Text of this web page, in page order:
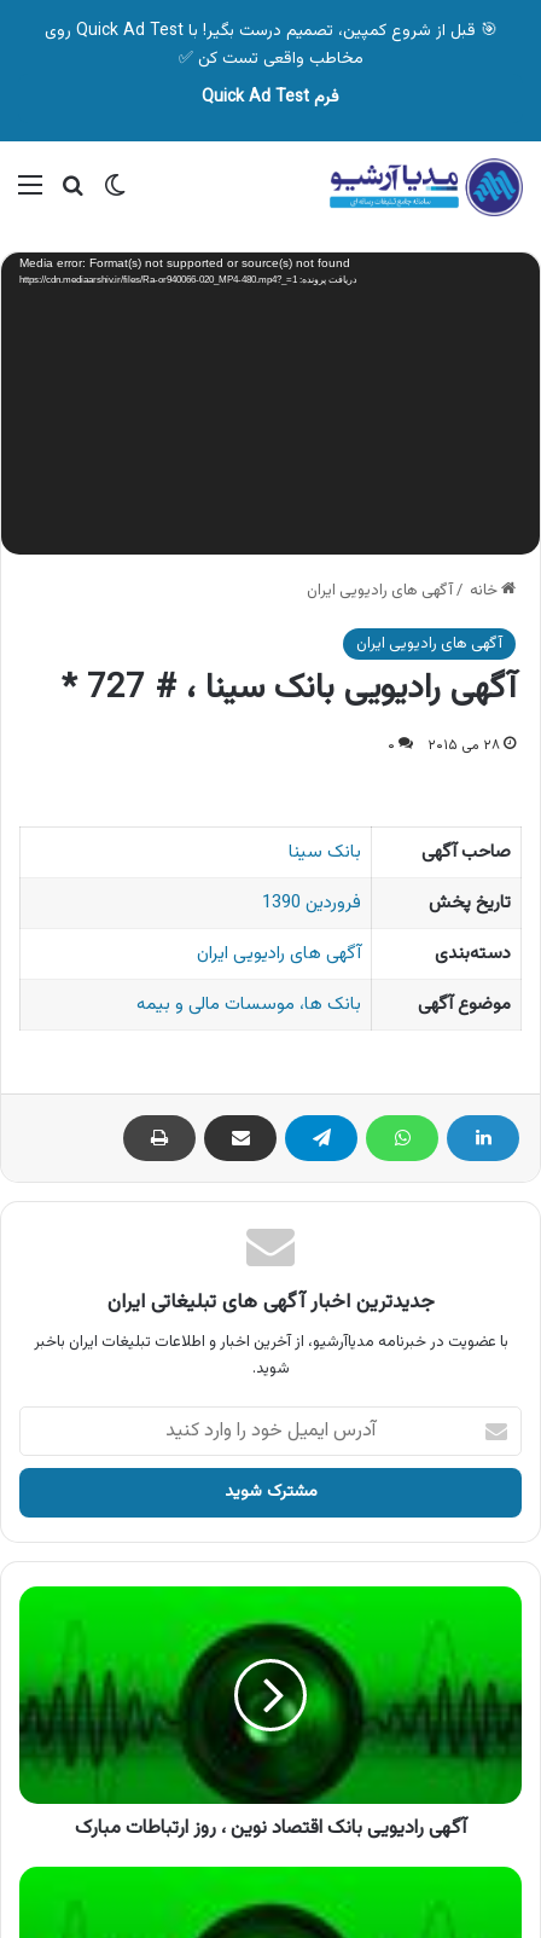
🎯 قبل از شروع کمپین، تصمیم درست بگیر! با Quick Ad Test روی
مخاطب واقعی تست کن ✅
فرم Quick Ad Test
تغییر پوسته
نمایشگر
ویدیو Media error: Format(s) not supported or source(s) not found
دریافت پرونده: https://cdn.mediaarshiv.ir/files/Ra-or940066-020_MP4-480.mp4?_=1
خانه /آگهی های رادیویی ایران
آگهی های رادیویی ایران
آگهی رادیویی بانک سینا ، # 727 *
۲۸ می ۲۰۱۵ ۰
صاحب آگهی
بانک سینا
تاریخ پخش
فروردین 1390
دسته‌بندی
آگهی های رادیویی ایران
موضوع آگهی
بانک ها، موسسات مالی و بیمه
جدیدترین اخبار آگهی های تبلیغاتی ایران
با عضویت در خبرنامه مدیاآرشیو، از آخرین اخبار و اطلاعات تبلیغات ایران باخبر
شوید.
آدرس
ایمیل
خود
وارد
کنید
آگهی
اقتصاد
نوین
روز
ارتباطات
مبارک
آگهی رادیویی بانک اقتصاد نوین ، روز ارتباطات مبارک
آگهی